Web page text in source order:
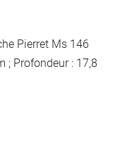
Pierret Ms 146
; Profondeur : 17,8